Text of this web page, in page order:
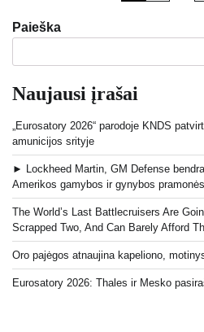
puslapiavimas
Paieška
Naujausi įrašai
„Eurosatory 2026“ parodoje KNDS
amunicijos srityje
► Lockheed Martin, GM Defense
Amerikos gamybos ir gynybos
The World’s Last Battlecruisers Are
Scrapped Two, And Can Barely Afford
Oro pajėgos atnaujina kapeliono,
Eurosatory 2026: Thales ir Mesko